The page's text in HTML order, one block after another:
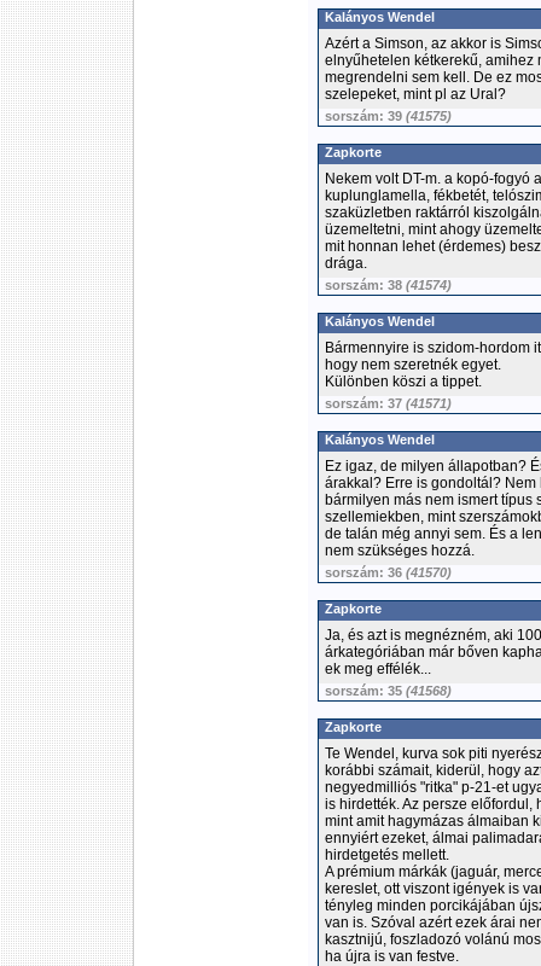
Kalányos Wendel
Azért a Simson, az akkor is
elnyűhetelen kétkerekű, amihez
megrendelni sem kell. De ez
szelepeket, mint pl az Ural?
sorszám: 39 (41575)
Zapkorte
Nekem volt DT-m. a kopó-fogyó
kuplunglamella, fékbetét,
szaküzletben raktárról
üzemeltetni, mint ahogy
mit honnan lehet (érdemes)
drága.
sorszám: 38 (41574)
Kalányos Wendel
Bármennyire is szidom-hordom
hogy nem szeretnék egyet.
Különben köszi a tippet.
sorszám: 37 (41571)
Kalányos Wendel
Ez igaz, de milyen állapotban?
árakkal? Erre is gondoltál?
bármilyen más nem ismert
szellemiekben, mint
de talán még annyi sem. És a
nem szükséges hozzá.
sorszám: 36 (41570)
Zapkorte
Ja, és azt is megnézném, aki
árkategóriában már bőven
ek meg effélék...
sorszám: 35 (41568)
Zapkorte
Te Wendel, kurva sok piti
korábbi számait, kiderül, hogy
negyedmilliós "ritka" p-21-et
is hirdették. Az persze
mint amit hagymázas álmaiban
ennyiért ezeket, álmai
hirdetgetés mellett.
A prémium márkák (jaguár,
kereslet, ott viszont igények is
tényleg minden porcikájában
van is. Szóval azért ezek árai
kasztnijú, foszladozó volánú
ha újra is van festve.